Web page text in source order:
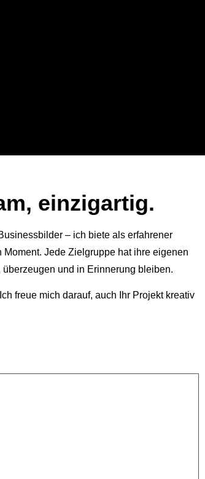
einzigartig.
– ich biete als erfahrener
Moment. Jede Zielgruppe hat ihre eigenen
und in Erinnerung bleiben.
freue mich darauf, auch Ihr Projekt kreativ